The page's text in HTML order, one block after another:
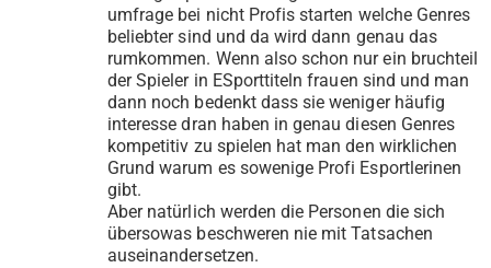
umfrage bei nicht Profis starten welche Genres
beliebter sind und da wird dann genau das
rumkommen. Wenn also schon nur ein bruchteil
der Spieler in ESporttiteln frauen sind und man
dann noch bedenkt dass sie weniger häufig
interesse dran haben in genau diesen Genres
kompetitiv zu spielen hat man den wirklichen
Grund warum es sowenige Profi Esportlerinen
gibt.
Aber natürlich werden die Personen die sich
übersowas beschweren nie mit Tatsachen
auseinandersetzen.